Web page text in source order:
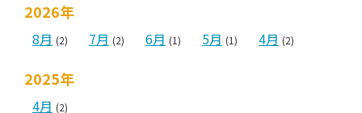
2026年
8月 (2) 7月 (2) 6月 (1) 5月 (1) 4月 (2)
2025年
4月 (2)